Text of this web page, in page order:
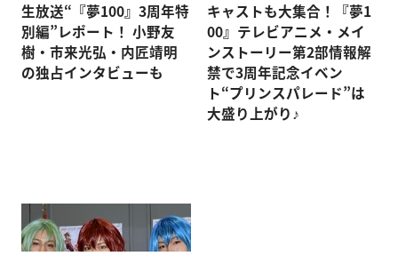
生放送“『夢100』3周年特
別編”レポート！ 小野友
樹・市来光弘・内匠靖明
の独占インタビューも
キャストも大集合！『夢1
00』テレビアニメ・メイ
ンストーリー第2部情報解
禁で3周年記念イベン
ト“プリンスパレード”は
大盛り上がり♪